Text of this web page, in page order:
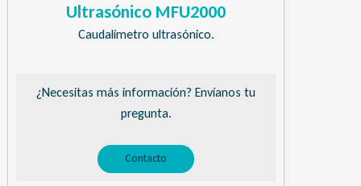
Ultrasónico MFU2000
Caudalímetro ultrasónico.
¿Necesitas más información? Envíanos tu
pregunta.
Contacto